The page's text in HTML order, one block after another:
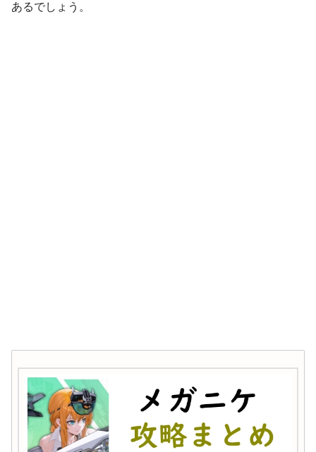
あるでしょう。